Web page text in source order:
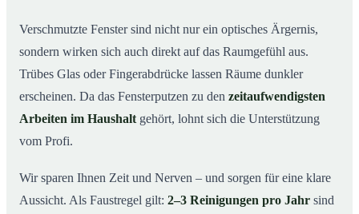
Verschmutzte Fenster sind nicht nur ein optisches Ärgernis,
sondern wirken sich auch direkt auf das Raumgefühl aus.
Trübes Glas oder Fingerabdrücke lassen Räume dunkler
erscheinen. Da das Fensterputzen zu den zeitaufwendigsten
Arbeiten im Haushalt gehört, lohnt sich die Unterstützung
vom Profi.
Wir sparen Ihnen Zeit und Nerven – und sorgen für eine klare
Aussicht. Als Faustregel gilt: 2–3 Reinigungen pro Jahr sind